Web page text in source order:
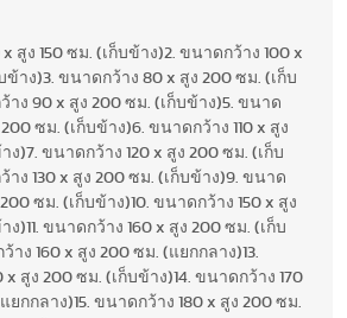
สูง 150 ซม. (เก็บข้าง)2. ขนาดกว้าง 100 x
ข้าง)3. ขนาดกว้าง 80 x สูง 200 ซม. (เก็บ
าง 90 x สูง 200 ซม. (เก็บข้าง)5. ขนาด
ซม. (เก็บข้าง)6. ขนาดกว้าง 110 x สูง
ง)7. ขนาดกว้าง 120 x สูง 200 ซม. (เก็บ
าง 130 x สูง 200 ซม. (เก็บข้าง)9. ขนาด
ซม. (เก็บข้าง)10. ขนาดกว้าง 150 x สูง
ง)11. ขนาดกว้าง 160 x สูง 200 ซม. (เก็บ
าง 160 x สูง 200 ซม. (แยกกลาง)13.
x สูง 200 ซม. (เก็บข้าง)14. ขนาดกว้าง 170
ยกกลาง)15. ขนาดกว้าง 180 x สูง 200 ซม.